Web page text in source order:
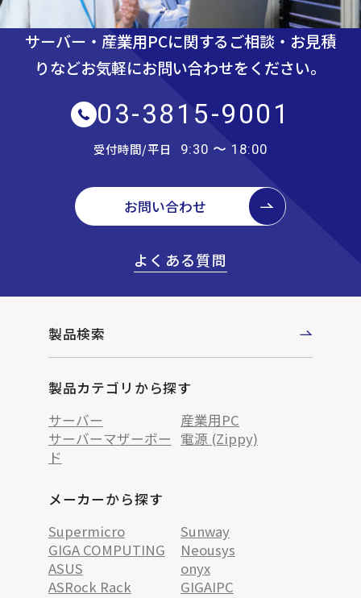
サーバー・産業用PCに関するご相談・お見積
りなどお気軽にお問い合わせをください。
03-3815-9001
受付時間/平日 9:30 〜 18:00
お問い合わせ
よくある質問
製品検索
製品カテゴリから探す
サーバー
産業用PC
サーバーマザーボー
ド
電源 (Zippy)
メーカーから探す
Supermicro
Sunway
GIGA COMPUTING
Neousys
ASUS
onyx
ASRock Rack
GIGAIPC